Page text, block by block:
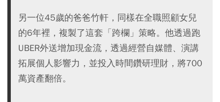
另一位45歲的爸爸竹軒，同樣在全職照顧女兒
的6年裡，複製了這套「跨欄」策略。他透過跑
UBER外送增加現金流，透過經營自媒體、演講
拓展個人影響力，並投入時間鑽研理財，將700
萬資產翻倍。